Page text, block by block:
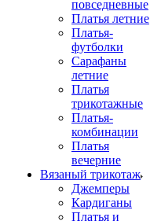
повседневные
Платья летние
Платья-
футболки
Сарафаны
летние
Платья
трикотажные
Платья-
комбинации
Платья
вечерние
Вязаный трикотаж
Джемперы
Кардиганы
Платья и